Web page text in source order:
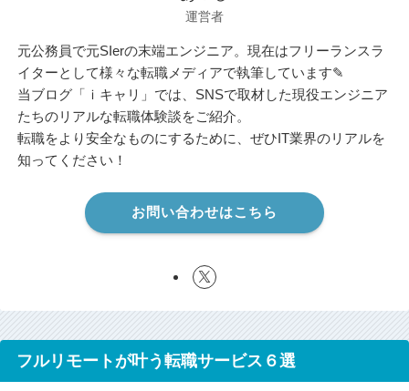
運営者
元公務員で元SIerの末端エンジニア。現在はフリーランスラ
イターとして様々な転職メディアで執筆しています✎
当ブログ「ｉキャリ」では、SNSで取材した現役エンジニア
たちのリアルな転職体験談をご紹介。
転職をより安全なものにするために、ぜひIT業界のリアルを
知ってください！
お問い合わせはこちら
フルリモートが叶う転職サービス６選